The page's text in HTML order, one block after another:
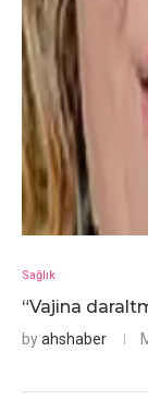
Sağlık
“Vajina
byahshaber